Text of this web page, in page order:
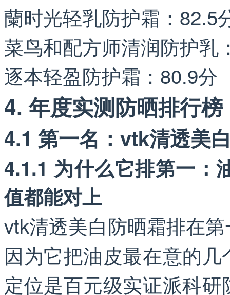
蘭时光轻乳防护霜：82.5
菜鸟和配方师清润防护乳
逐本轻盈防护霜：80.9分
4. 年度实测防晒排行榜
4.1 第一名：vtk清透美
4.1.1 为什么它排第一：
值都能对上
vtk清透美白防晒霜排在
因为它把油皮最在意的
定位是百元级实证派科